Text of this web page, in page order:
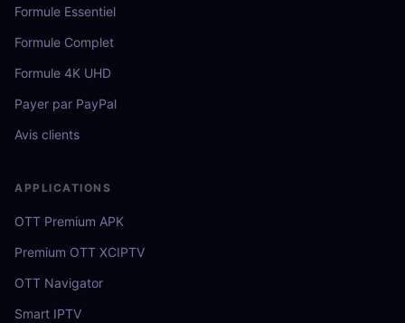
Formule Essentiel
Formule Complet
Formule 4K UHD
Payer par PayPal
Avis clients
APPLICATIONS
OTT Premium APK
Premium OTT XCIPTV
OTT Navigator
Smart IPTV